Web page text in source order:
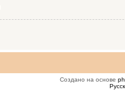
Создано на основе